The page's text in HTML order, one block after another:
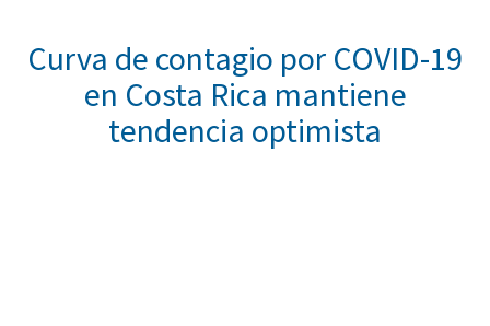
Curva de contagio por COVID-19
en Costa Rica mantiene
tendencia optimista